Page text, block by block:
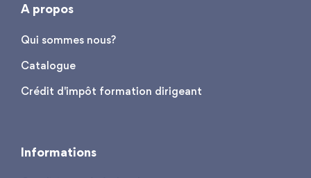
A propos
Qui sommes nous?
Catalogue
Crédit d'impôt formation dirigeant
Informations